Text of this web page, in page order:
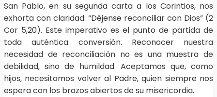
San Pablo, en su segunda carta a los Corintios, nos
exhorta con claridad: “Déjense reconciliar con Dios” (2
Cor 5,20). Este imperativo es el punto de partida de
toda auténtica conversión. Reconocer nuestra
necesidad de reconciliación no es una muestra de
debilidad, sino de humildad. Aceptamos que, como
hijos, necesitamos volver al Padre, quien siempre nos
espera con los brazos abiertos de su misericordia.